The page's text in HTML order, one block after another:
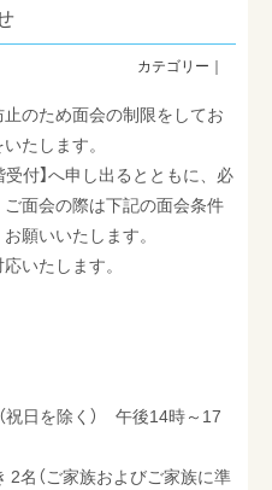
のため面会の制限をしてお
たします。
付】へ申し出るとともに、必
面会の際は下記の面会条件
願いいたします。
いたします。
祝日を除く） 午後14時～17
2名（ご家族およびご家族に準